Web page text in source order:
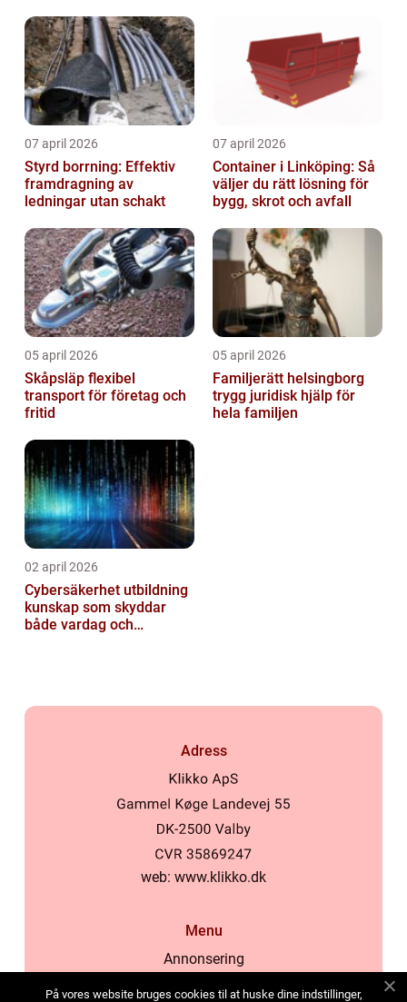
07 april 2026
Styrd borrning: Effektiv
framdragning av
ledningar utan schakt
07 april 2026
Container i Linköping: Så
väljer du rätt lösning för
bygg, skrot och avfall
05 april 2026
Skåpsläp flexibel
transport för företag och
fritid
05 april 2026
Familjerätt helsingborg
trygg juridisk hjälp för
hela familjen
02 april 2026
Cybersäkerhet utbildning
kunskap som skyddar
både vardag och
Adress
web: www.klikko.dk
Menu
Annonsering
På vores website bruges cookies til at huske dine indstillinger,